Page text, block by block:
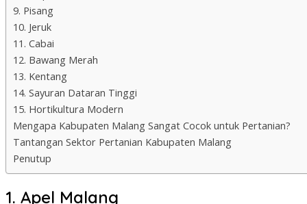
9. Pisang
10. Jeruk
11. Cabai
12. Bawang Merah
13. Kentang
14. Sayuran Dataran Tinggi
15. Hortikultura Modern
Mengapa Kabupaten Malang Sangat Cocok untuk Pertanian?
Tantangan Sektor Pertanian Kabupaten Malang
Penutup
1. Apel Malang